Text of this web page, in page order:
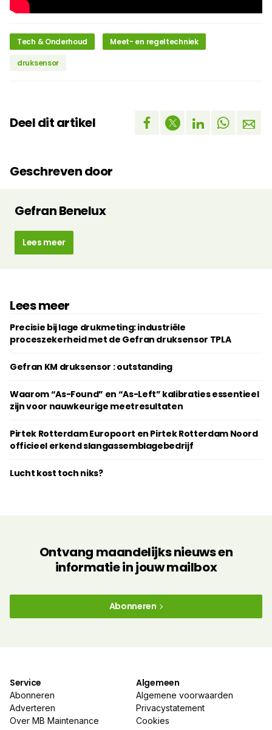
Tech & Onderhoud Meet- en regeltechniek
druksensor
Deel dit artikel
Geschreven door
Gefran Benelux
Lees meer
Lees meer
Precisie bij lage drukmeting: industriële
proceszekerheid met de Gefran druksensor TPLA
Gefran KM druksensor : outstanding
Waarom “As-Found” en “As-Left” kalibraties essentieel
zijn voor nauwkeurige meetresultaten
Pirtek Rotterdam Europoort en Pirtek Rotterdam Noord
officieel erkend slangassemblagebedrijf
Lucht kost toch niks?
Ontvang maandelijks nieuws en
informatie in jouw mailbox
Abonneren
Service
Abonneren
Adverteren
Over MB Maintenance
Algemeen
Algemene voorwaarden
Privacystatement
Cookies